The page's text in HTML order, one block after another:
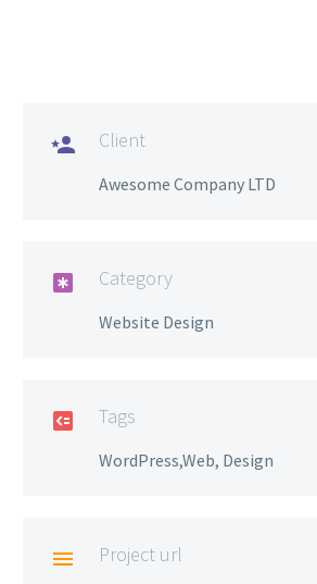
 Client
Awesome Company LTD
 Category
Website Design
 Tags
WordPress,Web, Design
 Project url